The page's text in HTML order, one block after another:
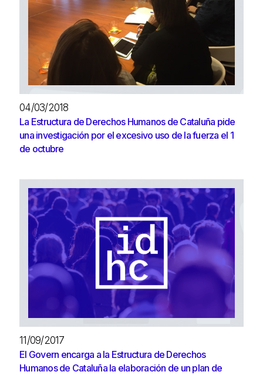
04/03/2018
La Estructura de Derechos Humanos de Cataluña pide
una investigación por el excesivo uso de la fuerza el 1
de octubre
11/09/2017
El Govern encarga a la Estructura de Derechos
Humanos de Cataluña la elaboración de un plan de